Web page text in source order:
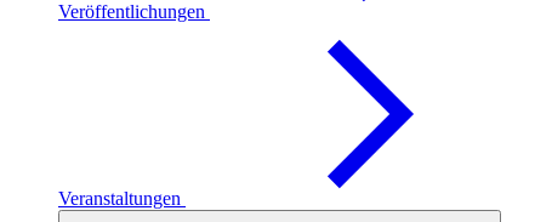
Veröffentlichungen
Veranstaltungen